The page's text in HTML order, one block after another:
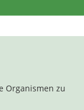
Organismen zu